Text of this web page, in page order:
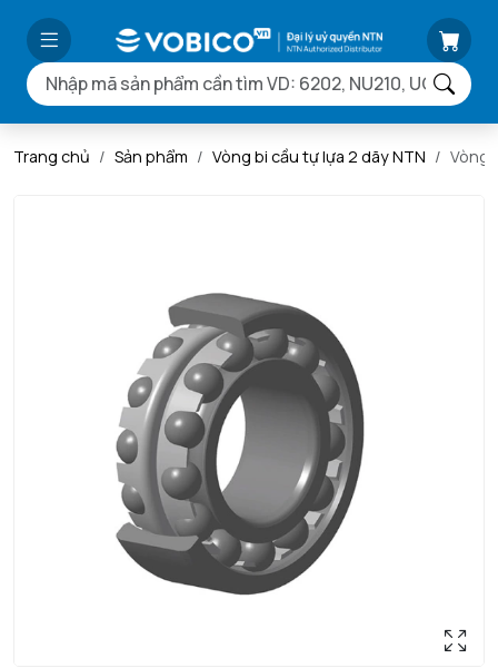
Trang chủ Sản phẩm Vòng bi cầu tự lựa 2 dãy NTN Vòng